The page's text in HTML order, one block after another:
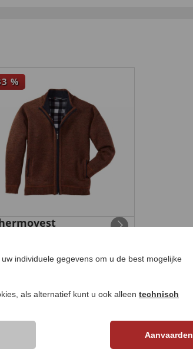
%
Vraag stellen
individuele gegevens om u de best mogelijke
als alternatief kunt u ook alleen technisch
Aanvaarden